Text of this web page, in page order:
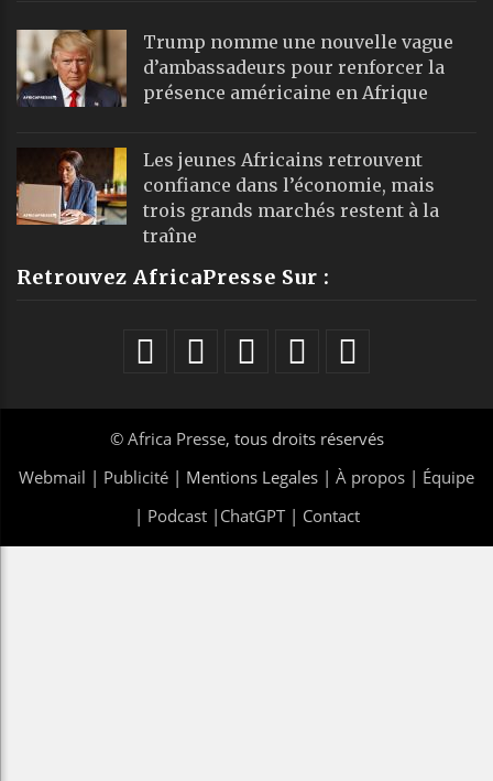
Trump nomme une nouvelle vague
d’ambassadeurs pour renforcer la
présence américaine en Afrique
Les jeunes Africains retrouvent
confiance dans l’économie, mais
trois grands marchés restent à la
traîne
Retrouvez AfricaPresse Sur :
© Africa Presse, tous droits réservés
Webmail | Publicité | Mentions Legales | À propos | Équipe
| Podcast| ChatGPT| Contact